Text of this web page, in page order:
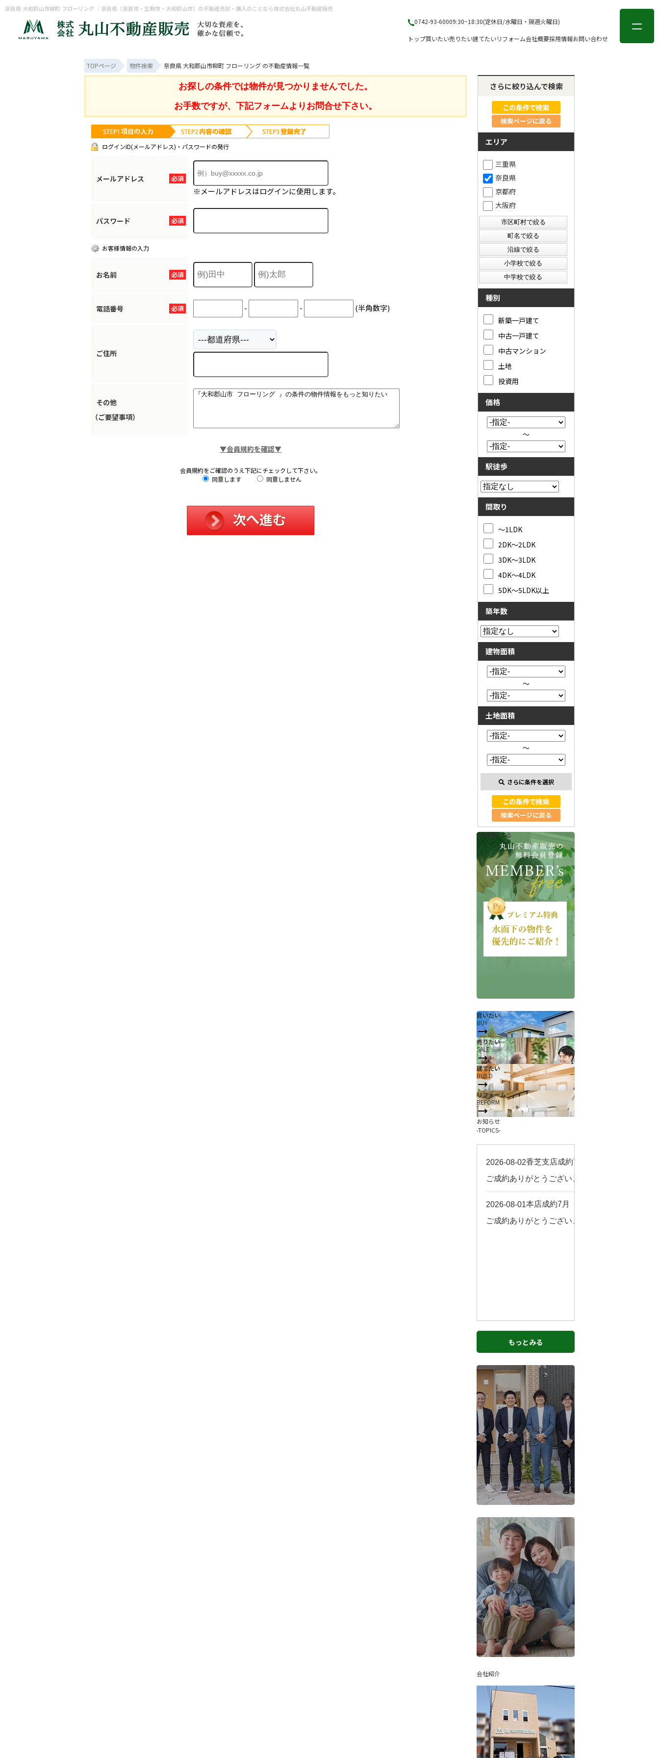
奈良県 大和郡山市柳町 フローリング ｜奈良県（奈良市・生駒市・大和郡山市）の不動産売却・購入のことなら株式会社丸山不動産販売
0742-93-60009:30~18:30(定休日/水曜日・隔週火曜日)
トップ買いたい売りたい建てたいリフォーム会社概要採用情報お問い合わせ
会員登録 ログイン
当社について
会社概要
香芝支店紹介ページ
採用情報
お知らせ
コラム
スタッフ紹介
お客様の声
来店予約
よくある質問
サイトマップ
お問い合わせ
TOPページ 物件検索 奈良県 大和郡山市柳町 フローリング の不動産情報一覧
お探しの条件では物件が見つかりませんでした。
お手数ですが、下記フォームよりお問合せ下さい。
ログインID(メールアドレス)・パスワードの発行
必須
メールアドレス
※メールアドレスはログインに使用します。
必須
パスワード
お客様情報の入力
必須
お名前
必須
電話番号 - - (半角数字)
ご住所
その他
（ご要望事項）
▼会員規約を確認▼
会員規約をご確認のうえ下記にチェックして下さい。
同意します
同意しません
さらに絞り込んで検索
検索ページに戻る
エリア
三重県
奈良県
京都府
大阪府
種別
新築一戸建て
中古一戸建て
中古マンション
土地
投資用
価格
～
駅徒歩
間取り
～1LDK
2DK～2LDK
3DK～3LDK
4DK～4LDK
5DK～5LDK以上
築年数
建物面積
～
土地面積
～
さらに条件を選択
検索ページに戻る
会員登録する
買いたい
BUY
売りたい
SALE
建てたい
BUILD
リフォーム
REFORM
お知らせ
-TOPICS-
もっとみる
スタッフ紹介
-STAFF-
もっとみる
お客様の声
-VOICES-
もっとみる
会社紹介